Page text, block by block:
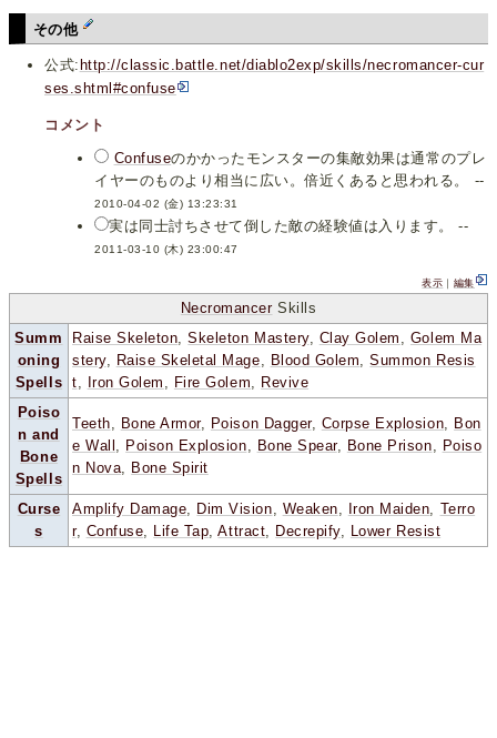
その他
公式: http://classic.battle.net/diablo2exp/skills/necromancer-cur
ses.shtml#confuse
コメント
Confuseのかかったモンスターの集敵効果は通常のプレ
イヤーのものより相当に広い。倍近くあると思われる。 --
2010-04-02 (金) 13:23:31
実は同士討ちさせて倒した敵の経験値は入ります。 --
2011-03-10 (木) 23:00:47
表示 ｜ 編集
NecromancerSkills
Summ
oning
Spells
Raise Skeleton,Skeleton Mastery, Clay Golem , Golem Ma
stery, Raise Skeletal Mage, Blood Golem,Summon Resis
t, Iron Golem , Fire Golem, Revive
Poiso
n and
Bone
Spells
Teeth, Bone Armor, Poison Dagger, Corpse Explosion, Bon
e Wall , Poison Explosion, Bone Spear, Bone Prison, Poiso
n Nova, Bone Spirit
Curse
s
Amplify Damage, Dim Vision, Weaken, Iron Maiden, Terro
r, Confuse, Life Tap,Attract, Decrepify, Lower Resist